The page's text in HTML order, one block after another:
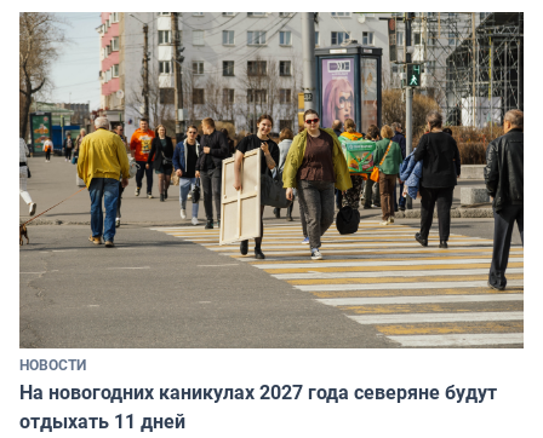
НОВОСТИ
На новогодних каникулах 2027 года северяне будут
отдыхать 11 дней